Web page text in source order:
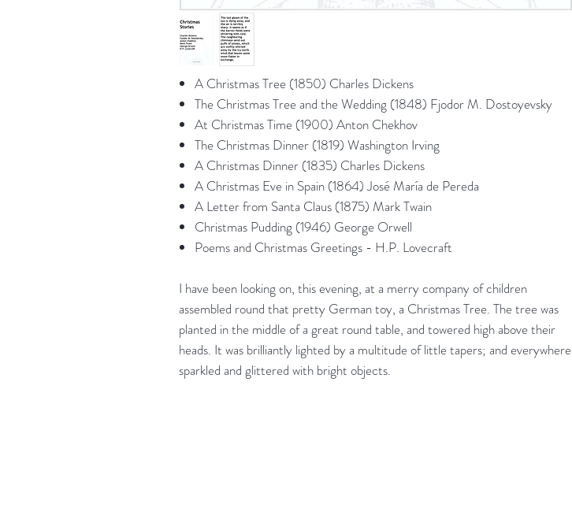
A Christmas Tree (1850) Charles Dickens
The Christmas Tree and the Wedding (1848) Fjodor M. Dostoyevsky
At Christmas Time (1900) Anton Chekhov
The Christmas Dinner (1819) Washington Irving
A Christmas Dinner (1835) Charles Dickens
A Christmas Eve in Spain (1864) José María de Pereda
A Letter from Santa Claus (1875) Mark Twain
Christmas Pudding (1946) George Orwell
Poems and Christmas Greetings - H.P. Lovecraft
I have been looking on, this evening, at a merry company of children
assembled round that pretty German toy, a Christmas Tree. The tree was
planted in the middle of a great round table, and towered high above their
heads. It was brilliantly lighted by a multitude of little tapers; and everywhere
sparkled and glittered with bright objects.